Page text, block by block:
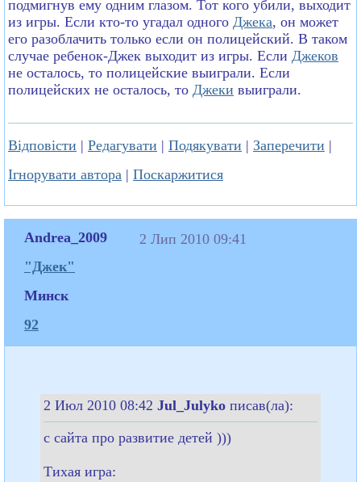
подмигнув ему одним глазом. Тот кого убили, выходит
из игры. Если кто-то угадал одного Джека, он может
его разоблачить только если он полицейский. В таком
случае ребенок-Джек выходит из игры. Если Джеков
не осталось, то полицейские выиграли. Если
полицейских не осталось, то Джеки выиграли.
Відповісти | Редагувати | Подякувати | Заперечити |
Ігнорувати автора | Поскаржитися
Andrea_2009
"Джек"
Минск
92
2 Лип 2010 09:41
2 Июл 2010 08:42 Jul_Julyko писав(ла):
с сайта про развитие детей )))
Тихая игра: